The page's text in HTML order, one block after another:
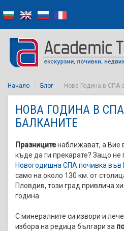
Начало Блог Нова Година в СПА
НОВА ГОДИНА В
БАЛКАНИТЕ
Празницитенаближават, а Вие
къде да ги прекарате? Защо не
Новогодишна СПА почивка във
само на около 130 км. от
Пловдив, този град привлича
година.
С минералните си извори и
избора на редица българи за